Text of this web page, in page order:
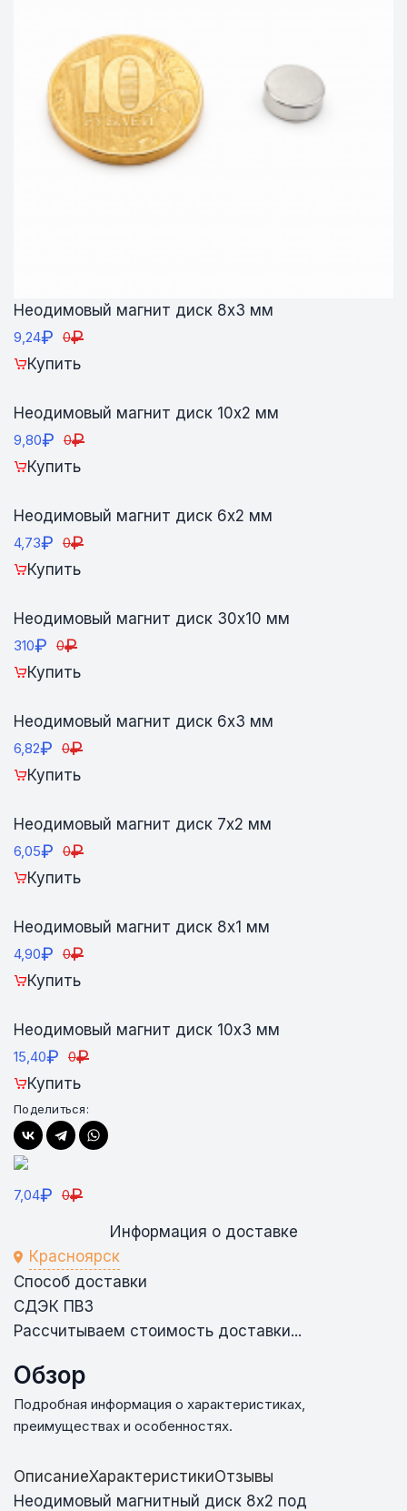
Неодимовый магнит диск 8х3 мм
9,24₽ 0₽
Купить
Неодимовый магнит диск 10х2 мм
9,80₽ 0₽
Купить
Неодимовый магнит диск 6х2 мм
4,73₽ 0₽
Купить
Неодимовый магнит диск 30х10 мм
310₽ 0₽
Купить
Неодимовый магнит диск 6х3 мм
6,82₽ 0₽
Купить
Неодимовый магнит диск 7х2 мм
6,05₽ 0₽
Купить
Неодимовый магнит диск 8х1 мм
4,90₽ 0₽
Купить
Неодимовый магнит диск 10х3 мм
15,40₽ 0₽
Купить
Поделиться:
7,04₽ 0₽
Информация о доставке
Красноярск
Способ доставки
СДЭК ПВЗ
Рассчитываем стоимость доставки...
Обзор
Подробная информация о характеристиках,
преимуществах и особенностях.
ОписаниеХарактеристикиОтзывы
Неодимовый магнитный диск 8х2 под